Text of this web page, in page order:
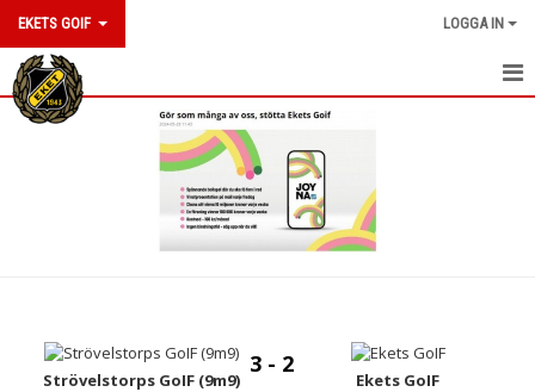
EKETS GOIF LOGGA IN
HEM
BILDGALLERI
Strövelstorps GoIF (9m9)
3 - 2
Ekets GoIF